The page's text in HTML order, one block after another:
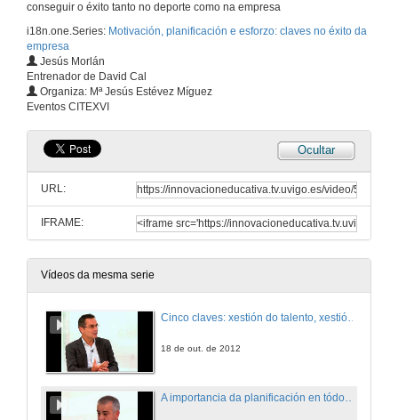
conseguir o éxito tanto no deporte como na empresa
i18n.one.Series: Motivación, planificación e esforzo: claves no éxito da
empresa
Jesús Morlán
Entrenador de David Cal
Organiza: Mª Jesús Estévez Míguez
Eventos CITEXVI
Ocultar
URL:
IFRAME:
Vídeos da mesma serie
Cinco claves: xestión do talento, xestión da actitude, unha boa comunicación, xestión das emocións e xestión de equipo
18 de out. de 2012